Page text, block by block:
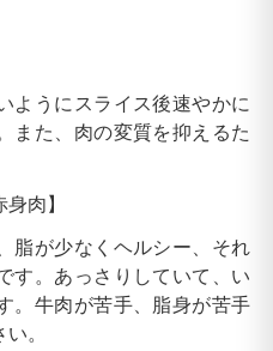
ようにスライス後速やかに
また、肉の変質を抑えるた
肉】
脂が少なくヘルシー、それ
す。あっさりしていて、い
。牛肉が苦手、脂身が苦手
。